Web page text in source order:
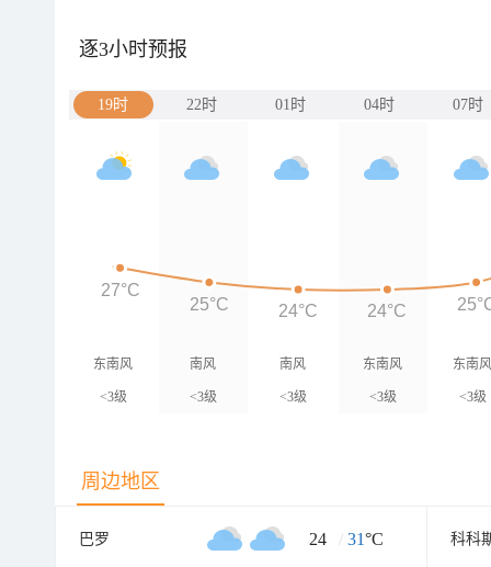
逐3小时预报
19时 22时 01时 04时 07时
东南风
<3级
南风
<3级
南风
<3级
东南风
<3级
东南
<3级
27°C
25°C 24°C 24°C
周边地区
巴罗 24 / 31°C 科科